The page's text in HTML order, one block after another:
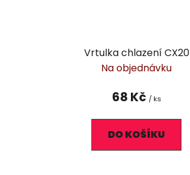
Vrtulka chlazení CX20
Na objednávku
68 Kč / ks
DO KOŠÍKU